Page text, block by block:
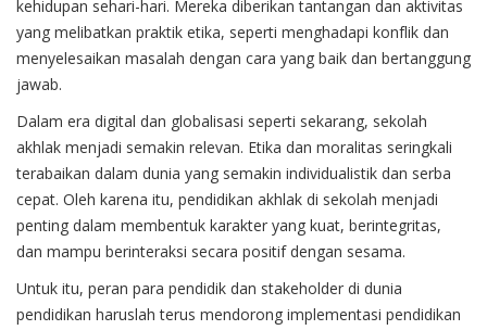
kehidupan sehari-hari. Mereka diberikan tantangan dan aktivitas
yang melibatkan praktik etika, seperti menghadapi konflik dan
menyelesaikan masalah dengan cara yang baik dan bertanggung
jawab.
Dalam era digital dan globalisasi seperti sekarang, sekolah
akhlak menjadi semakin relevan. Etika dan moralitas seringkali
terabaikan dalam dunia yang semakin individualistik dan serba
cepat. Oleh karena itu, pendidikan akhlak di sekolah menjadi
penting dalam membentuk karakter yang kuat, berintegritas,
dan mampu berinteraksi secara positif dengan sesama.
Untuk itu, peran para pendidik dan stakeholder di dunia
pendidikan haruslah terus mendorong implementasi pendidikan